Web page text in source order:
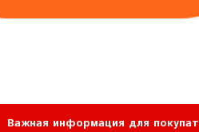
Важная информация для